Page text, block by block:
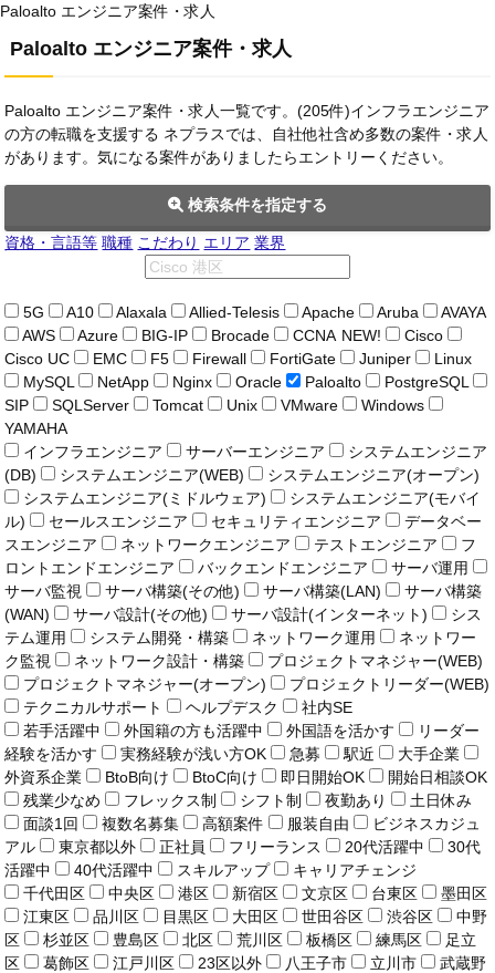
Paloalto エンジニア案件・求人
Paloalto エンジニア案件・求人
Paloalto エンジニア案件・求人一覧です。(205件)インフラエンジニア
の方の転職を支援する ネプラスでは、自社他社含め多数の案件・求人
があります。気になる案件がありましたらエントリーください。
検索条件を指定する
資格・言語等 職種 こだわり エリア 業界
5G A10 Alaxala Allied-Telesis Apache Aruba
AVAYA
AWS
Azure BIG-IP Brocade CCNA NEW!
Cisco
Cisco UC
EMC F5 Firewall FortiGate Juniper
Linux
MySQL
NetApp Nginx Oracle Paloalto
PostgreSQL
SIP
SQLServer Tomcat Unix VMware
Windows
YAMAHA
インフラエンジニア
サーバーエンジニア
システムエンジニア
(DB)
システムエンジニア(WEB)
システムエンジニア(オープン)
システムエンジニア(ミドルウェア)
システムエンジニア(モバイ
ル)
セールスエンジニア セキュリティエンジニア
データベー
スエンジニア
ネットワークエンジニア テストエンジニア
フ
ロントエンドエンジニア
バックエンドエンジニア
サーバ運用
サーバ監視
サーバ構築(その他) サーバ構築(LAN)
サーバ構築
(WAN)
サーバ設計(その他) サーバ設計(インターネット)
シス
テム運用
システム開発・構築 ネットワーク運用
ネットワー
ク監視
ネットワーク設計・構築
プロジェクトマネジャー(WEB)
プロジェクトマネジャー(オープン)
プロジェクトリーダー(WEB)
テクニカルサポート
ヘルプデスク
社内SE
若手活躍中
外国籍の方も活躍中 外国語を活かす
リーダー
経験を活かす
実務経験が浅い方OK 急募 駅近
大手企業
外資系企業
BtoB向け BtoC向け 即日開始OK
開始日相談OK
残業少なめ
フレックス制 シフト制 夜勤あり
土日休み
面談1回
複数名募集 高額案件 服装自由
ビジネスカジュ
アル
東京都以外 正社員 フリーランス 20代活躍中
30代
活躍中
40代活躍中 スキルアップ
キャリアチェンジ
千代田区
中央区 港区 新宿区 文京区 台東区
墨田区
江東区
品川区 目黒区 大田区 世田谷区 渋谷区
中野
区
杉並区 豊島区 北区 荒川区 板橋区 練馬区
足立
区
葛飾区 江戸川区 23区以外 八王子市 立川市
武蔵野